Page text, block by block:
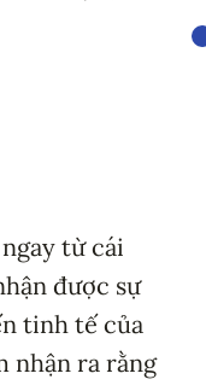
từ cái
được sự
tinh tế của
nhận ra rằng